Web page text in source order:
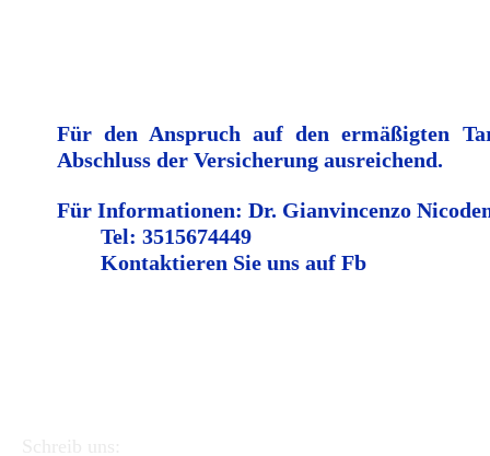
Für den Anspruch auf den ermäßigten
Abschluss der Versicherung ausreichend.
Für Informationen: Dr. Gianvincenzo
Tel: 3515674449
Kontaktieren Sie uns auf Fb